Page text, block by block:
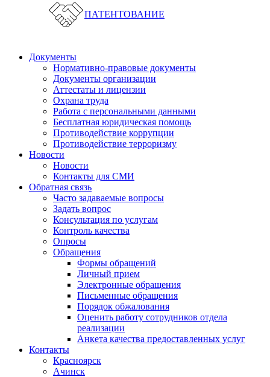
ПАТЕНТОВАНИЕ
Документы
Нормативно-правовые документы
Документы организации
Аттестаты и лицензии
Охрана труда
Работа с персональными данными
Бесплатная юридическая помощь
Противодействие коррупции
Противодействие терроризму
Новости
Новости
Контакты для СМИ
Обратная связь
Часто задаваемые вопросы
Задать вопрос
Консультация по услугам
Контроль качества
Опросы
Обращения
Формы обращений
Личный прием
Электронные обращения
Письменные обращения
Порядок обжалования
Оценить работу сотрудников отдела
реализации
Анкета качества предоставленных услуг
Контакты
Красноярск
Ачинск